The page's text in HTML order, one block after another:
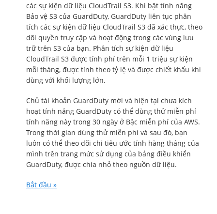
các sự kiện dữ liệu CloudTrail S3. Khi bật tính năng
Bảo vệ S3 của GuardDuty, GuardDuty liên tục phân
tích các sự kiện dữ liệu CloudTrail S3 đã xác thực, theo
dõi quyền truy cập và hoạt động trong các vùng lưu
trữ trên S3 của bạn. Phân tích sự kiện dữ liệu
CloudTrail S3 được tính phí trên mỗi 1 triệu sự kiện
mỗi tháng, được tính theo tỷ lệ và được chiết khấu khi
dùng với khối lượng lớn.
Chủ tài khoản GuardDuty mới và hiện tại chưa kích
hoạt tính năng GuardDuty có thể dùng thử miễn phí
tính năng này trong 30 ngày ở Bậc miễn phí của AWS.
Trong thời gian dùng thử miễn phí và sau đó, bạn
luôn có thể theo dõi chi tiêu ước tính hàng tháng của
mình trên trang mức sử dụng của bảng điều khiển
GuardDuty, được chia nhỏ theo nguồn dữ liệu.
Bắt đầu »